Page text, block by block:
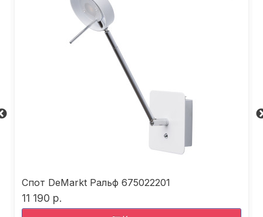
Спот DeMarkt Ральф 675022201
11 190 р.